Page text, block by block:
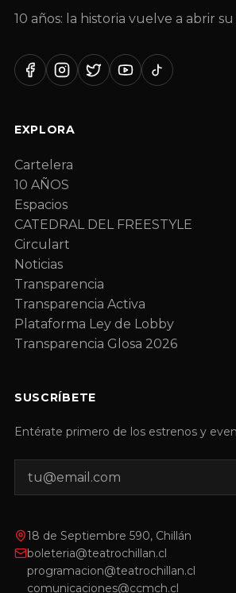
10 años: la historia vuelve a abrir
FacebookInstagram
TwitterYouTube
TikTok
EXPLORA
Cartelera
10 AÑOS
Espacios
CATEDRAL DEL FREESTYLE
Circulart
Noticias
Transparencia
Transparencia Activa
Plataforma Ley de Lobby
Transparencia Glosa 2026
SUSCRÍBETE
Entérate primero de los estrenos y
18 de Septiembre 590, Chillán
boleteria@teatrochillan.cl
programacion@teatrochillan.cl
comunicaciones@ccmch.cl